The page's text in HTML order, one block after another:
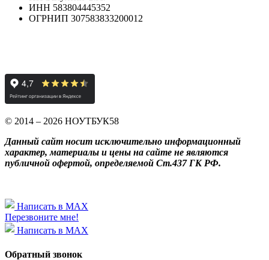
ИНН 583804445352
ОГРНИП 307583833200012
© 2014 – 2026 НОУТБУК58
Данный сайт носит исключительно информационный
характер, материалы и цены на сайте не являются
публичной офертой, определяемой Ст.437 ГК РФ.
Написать в MAX
Перезвоните мне!
Написать в MAX
Обратный звонок